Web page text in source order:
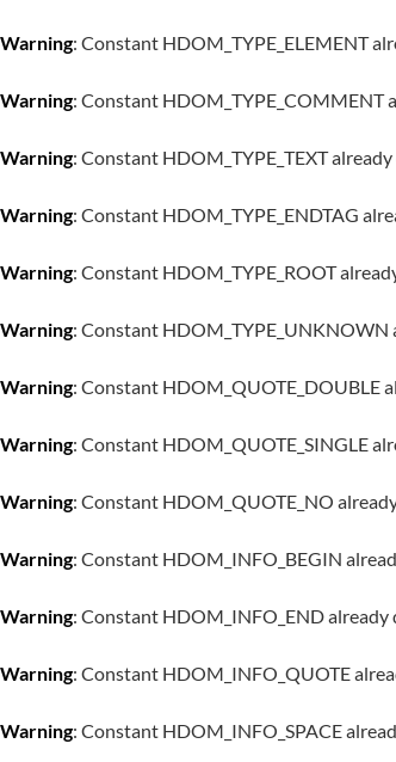
Warning: Constant HDOM_TYPE_ELEMENT
Warning: Constant HDOM_TYPE_COMMENT
Warning: Constant HDOM_TYPE_TEXT
Warning: Constant HDOM_TYPE_ENDTAG
Warning: Constant HDOM_TYPE_ROOT
Warning: Constant HDOM_TYPE_UNKNOWN
Warning: Constant HDOM_QUOTE_DOUBLE
Warning: Constant HDOM_QUOTE_SINGLE
Warning: Constant HDOM_QUOTE_NO
Warning: Constant HDOM_INFO_BEGIN
Warning: Constant HDOM_INFO_END already
Warning: Constant HDOM_INFO_QUOTE
Warning: Constant HDOM_INFO_SPACE